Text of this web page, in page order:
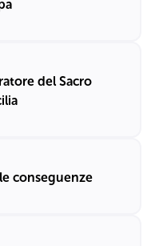
del Sacro
conseguenze